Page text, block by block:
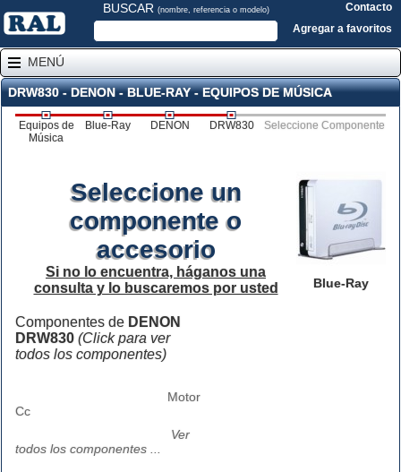
BUSCAR (nombre, referencia o modelo)
Contacto
Agregar a favoritos
MENÚ
DRW830 - DENON - BLUE-RAY - EQUIPOS DE MÚSICA
Equipos de
Música
Blue-Ray DENON DRW830 Seleccione Componente
Blue-Ray
Seleccione un
componente o
accesorio
Si no lo encuentra, háganos una
consulta y lo buscaremos por usted
Componentes de DENON
DRW830 (Click para ver
todos los componentes)
Motor
Cc
Ver
todos los componentes ...